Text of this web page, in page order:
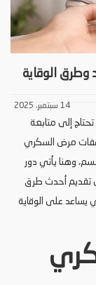
الوقاية
14 سبتمبر، 2025
إلى متابعة
مرض السكري
وهنا يأتي دور
تقديم أحدث طرق
يساعد على الوقاية